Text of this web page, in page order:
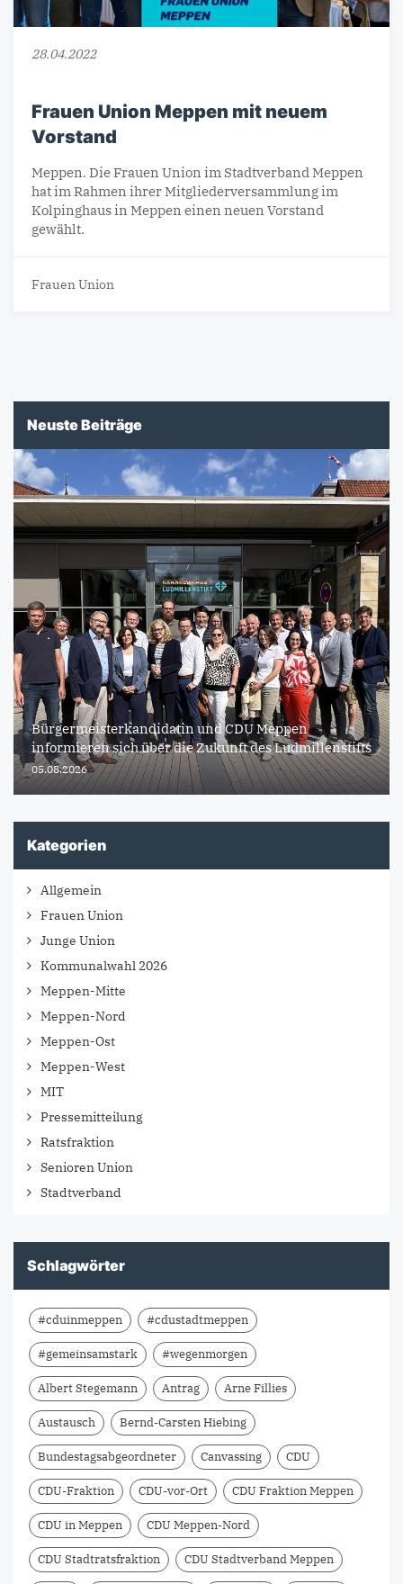
28.04.2022
Frauen Union Meppen mit neuem
Vorstand
Meppen. Die Frauen Union im Stadtverband Meppen
hat im Rahmen ihrer Mitgliederversammlung im
Kolpinghaus in Meppen einen neuen Vorstand
gewählt.
Frauen Union
Neuste Beiträge
Bürgermeisterkandidatin und CDU Meppen
informieren sich über die Zukunft des Ludmillenstifts
05.08.2026
Kategorien
Allgemein
Frauen Union
Junge Union
Kommunalwahl 2026
Meppen-Mitte
Meppen-Nord
Meppen-Ost
Meppen-West
MIT
Pressemitteilung
Ratsfraktion
Senioren Union
Stadtverband
Schlagwörter
#cduinmeppen #cdustadtmeppen
#gemeinsamstark #wegenmorgen
Albert Stegemann Antrag Arne Fillies
Austausch Bernd-Carsten Hiebing
Bundestagsabgeordneter Canvassing CDU
CDU-Fraktion CDU-vor-Ort CDU Fraktion Meppen
CDU in Meppen CDU Meppen-Nord
CDU Stadtratsfraktion CDU Stadtverband Meppen